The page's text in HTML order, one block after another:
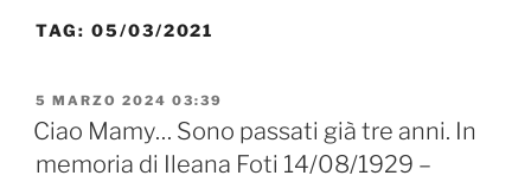
TAG: 05/03/2021
PUBBLICATO
IL
5 MARZO 2024 03:39
Ciao Mamy… Sono passati già tre anni. In
memoria di Ileana Foti 14/08/1929 –